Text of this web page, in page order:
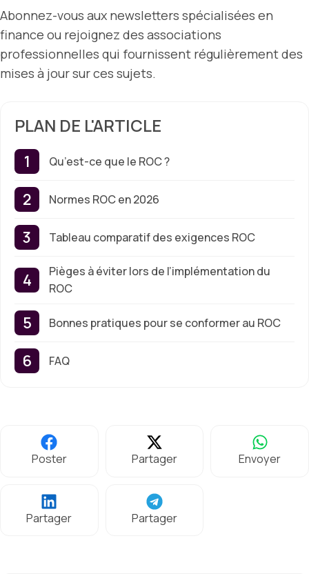
Abonnez-vous aux newsletters spécialisées en
finance ou rejoignez des associations
professionnelles qui fournissent régulièrement des
mises à jour sur ces sujets.
PLAN DE L'ARTICLE
Qu’est-ce que le ROC ?
Normes ROC en 2026
Tableau comparatif des exigences ROC
Pièges à éviter lors de l’implémentation du
ROC
Bonnes pratiques pour se conformer au ROC
FAQ
Poster Partager Envoyer
Partager Partager